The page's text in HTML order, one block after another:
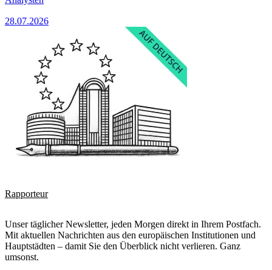
28.07.2026
Rapporteur
Unser täglicher Newsletter, jeden Morgen direkt in Ihrem Postfach.
Mit aktuellen Nachrichten aus den europäischen Institutionen und
Hauptstädten – damit Sie den Überblick nicht verlieren. Ganz
umsonst.